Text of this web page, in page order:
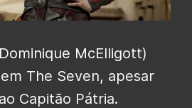
McElligott)
The Seven, apesar
Capitão Pátria.